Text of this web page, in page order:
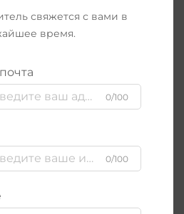
свяжется с вами в
время.
0/100
0/100